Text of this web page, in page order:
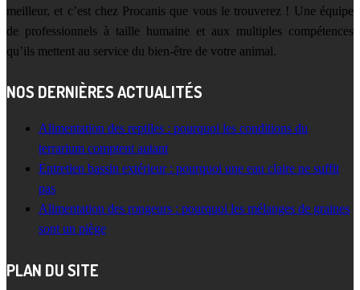
meilleur, et c’est chez Procanis que vous le trouverez ! Une équipe
de professionnels à taille humaine et aux multiples compétences
qu’ils mettent au service du bien-être de votre animal.
NOS DERNIÈRES ACTUALITÉS
Alimentation des reptiles : pourquoi les conditions du
terrarium comptent autant
Entretien bassin extérieur : pourquoi une eau claire ne suffit
pas
Alimentation des rongeurs : pourquoi les mélanges de graines
sont un piège
PLAN DU SITE